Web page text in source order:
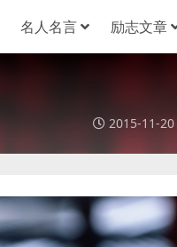
名人名言 励志文章
2015-11-20